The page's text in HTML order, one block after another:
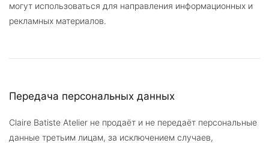
могут использоваться для направления информационных и
рекламных материалов.
Передача персональных данных
Claire Batiste Atelier не продаёт и не передаёт персональные
данные третьим лицам, за исключением случаев,